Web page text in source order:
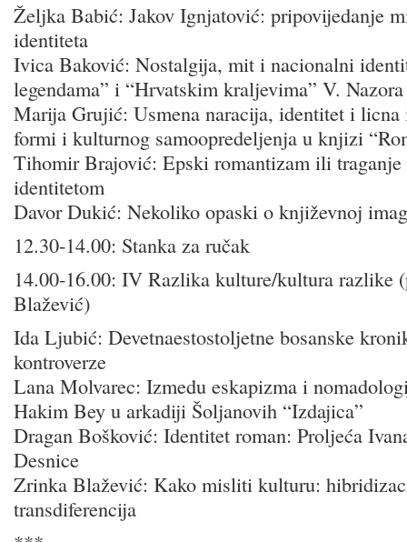
Željka Babić: Jakov Ignjatović: pripovijedanje
identiteta
Ivica Baković: Nostalgija, mit i nacionalni
legendama” i “Hrvatskim kraljevima” V. Nazora
Marija Grujić: Usmena naracija, identitet i
formi i kulturnog samoopredeljenja u knjizi
Tihomir Brajović: Epski romantizam ili
identitetom
Davor Dukić: Nekoliko opaski o književnoj
12.30-14.00: Stanka za ručak
14.00-16.00: IV Razlika kulture/kultura razlike
Blažević)
Ida Ljubić: Devetnaestostoljetne bosanske
kontroverze
Lana Molvarec: Izmedu eskapizma i
Hakim Bey u arkadiji Šoljanovih “Izdajica”
Dragan Bošković: Identitet roman: Proljeća
Desnice
Zrinka Blažević: Kako misliti kulturu:
transdiferencija